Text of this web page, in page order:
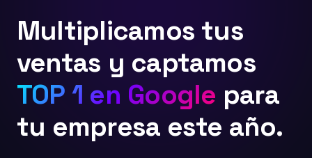
Multiplicamos tus
ventas y captamos
TOP 1 en Google para
tu empresa este año.